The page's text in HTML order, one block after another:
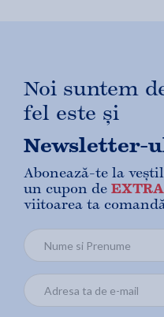
Noi suntem
fel este și
Newsletter-
Abonează-te la
un cupon de EXTRA
viitoarea ta